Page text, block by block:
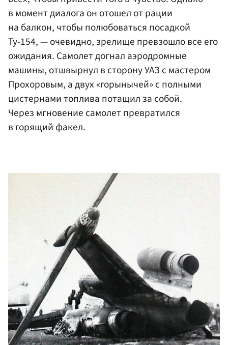
в момент диалога он отошел от рации
на балкон, чтобы полюбоваться посадкой
Ту-154, — очевидно, зрелище превзошло все его
ожидания. Самолет догнал аэродромные
машины, отшвырнул в сторону УАЗ с мастером
Прохоровым, а двух «горынычей» с полными
цистернами топлива потащил за собой.
Через мгновение самолет превратился
в горящий факел.